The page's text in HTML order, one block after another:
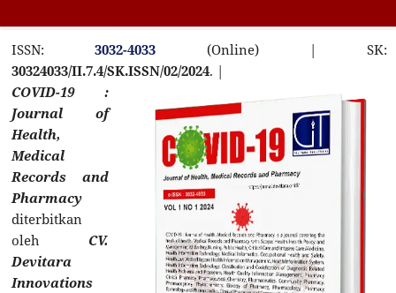
ISSN:3032-4033 (Online) | SK:
30324033/II.7.4/SK.ISSN/02/2024. |
COVID-19 :
Journal of
Health,
Medical
Records and
Pharmacy
diterbitkan
oleh CV.
Devitara
Innovations